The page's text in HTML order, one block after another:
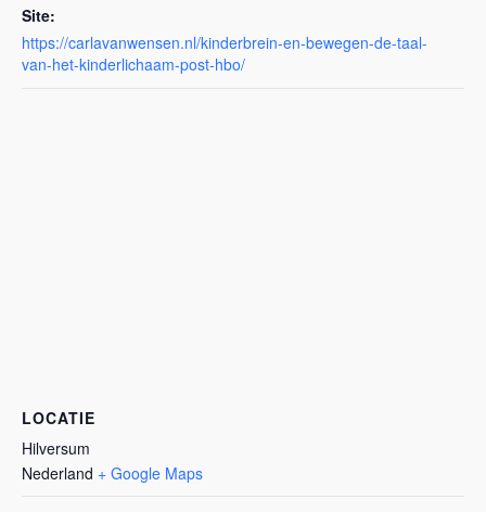
Site:
https://carlavanwensen.nl/kinderbrein-en-bewegen-de-taal-
van-het-kinderlichaam-post-hbo/
LOCATIE
Hilversum
Nederland + Google Maps